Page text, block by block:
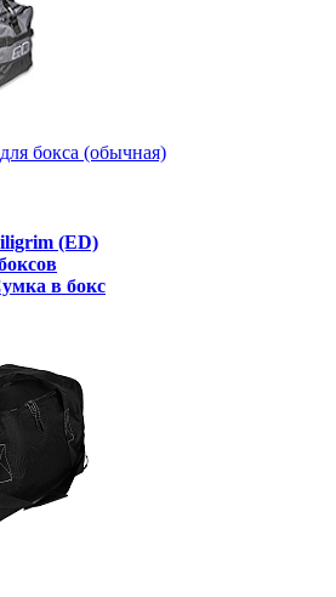
бокса (обычная)
(ED)
в бокс